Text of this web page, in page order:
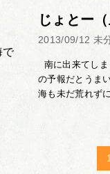
じょとー
2013/09/12 未
南に出来てし
の予報だとうま
海も未だ荒れず
1